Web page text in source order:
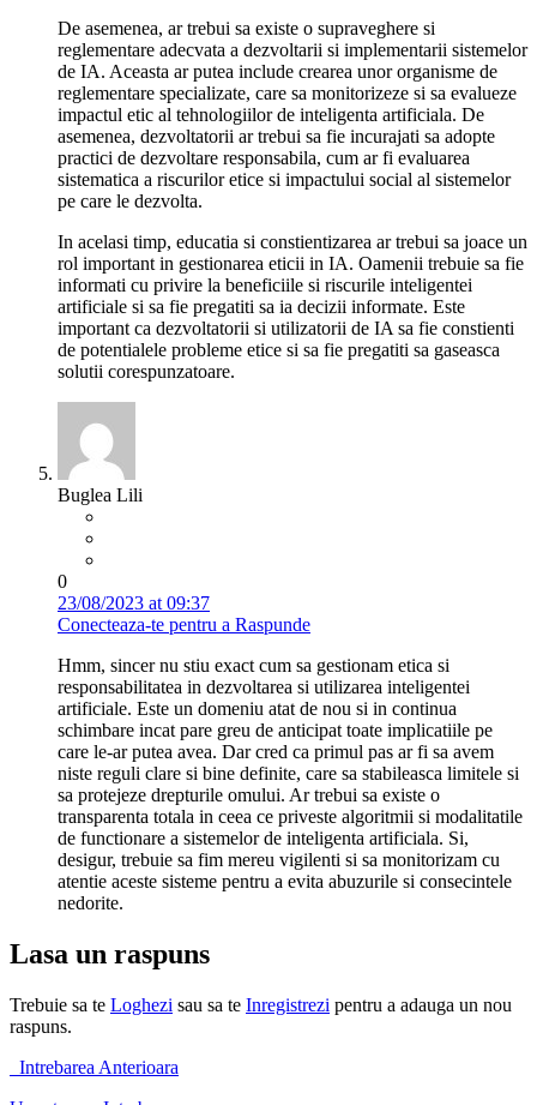
De asemenea, ar trebui sa existe o supraveghere si
reglementare adecvata a dezvoltarii si implementarii sistemelor
de IA. Aceasta ar putea include crearea unor organisme de
reglementare specializate, care sa monitorizeze si sa evalueze
impactul etic al tehnologiilor de inteligenta artificiala. De
asemenea, dezvoltatorii ar trebui sa fie incurajati sa adopte
practici de dezvoltare responsabila, cum ar fi evaluarea
sistematica a riscurilor etice si impactului social al sistemelor
pe care le dezvolta.
In acelasi timp, educatia si constientizarea ar trebui sa joace un
rol important in gestionarea eticii in IA. Oamenii trebuie sa fie
informati cu privire la beneficiile si riscurile inteligentei
artificiale si sa fie pregatiti sa ia decizii informate. Este
important ca dezvoltatorii si utilizatorii de IA sa fie constienti
de potentialele probleme etice si sa fie pregatiti sa gaseasca
solutii corespunzatoare.
Buglea Lili
0
23/08/2023 at 09:37
Conecteaza-te pentru a Raspunde
Hmm, sincer nu stiu exact cum sa gestionam etica si
responsabilitatea in dezvoltarea si utilizarea inteligentei
artificiale. Este un domeniu atat de nou si in continua
schimbare incat pare greu de anticipat toate implicatiile pe
care le-ar putea avea. Dar cred ca primul pas ar fi sa avem
niste reguli clare si bine definite, care sa stabileasca limitele si
sa protejeze drepturile omului. Ar trebui sa existe o
transparenta totala in ceea ce priveste algoritmii si modalitatile
de functionare a sistemelor de inteligenta artificiala. Si,
desigur, trebuie sa fim mereu vigilenti si sa monitorizam cu
atentie aceste sisteme pentru a evita abuzurile si consecintele
nedorite.
Lasa un raspuns
Trebuie sa te Loghezi sau sa te Inregistrezi pentru a adauga un nou
raspuns.
Intrebarea Anterioara